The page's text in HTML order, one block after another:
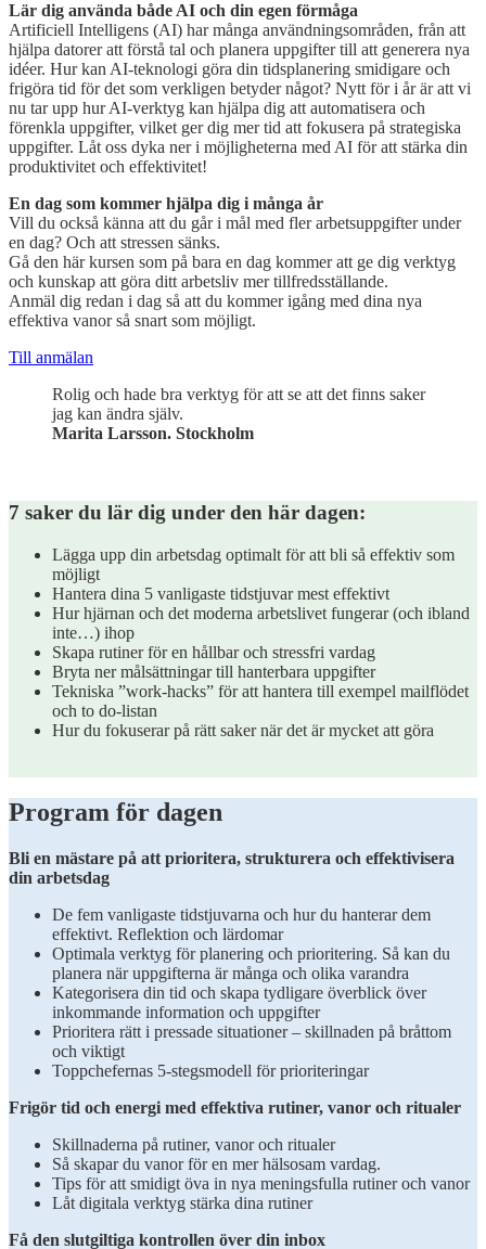
Lär dig använda både AI och din egen förmåga
Artificiell Intelligens (AI) har många användningsområden, från att
hjälpa datorer att förstå tal och planera uppgifter till att generera nya
idéer. Hur kan AI-teknologi göra din tidsplanering smidigare och
frigöra tid för det som verkligen betyder något? Nytt för i år är att vi
nu tar upp hur AI-verktyg kan hjälpa dig att automatisera och
förenkla uppgifter, vilket ger dig mer tid att fokusera på strategiska
uppgifter. Låt oss dyka ner i möjligheterna med AI för att stärka din
produktivitet och effektivitet!
En dag som kommer hjälpa dig i många år
Vill du också känna att du går i mål med fler arbetsuppgifter under
en dag? Och att stressen sänks.
Gå den här kursen som på bara en dag kommer att ge dig verktyg
och kunskap att göra ditt arbetsliv mer tillfredsställande.
Anmäl dig redan i dag så att du kommer igång med dina nya
effektiva vanor så snart som möjligt.
Till anmälan
Rolig och hade bra verktyg för att se att det finns saker
jag kan ändra själv.
Marita Larsson. Stockholm
7 saker du lär dig under den här dagen:
Lägga upp din arbetsdag optimalt för att bli så effektiv som
möjligt
Hantera dina 5 vanligaste tidstjuvar mest effektivt
Hur hjärnan och det moderna arbetslivet fungerar (och ibland
inte…) ihop
Skapa rutiner för en hållbar och stressfri vardag
Bryta ner målsättningar till hanterbara uppgifter
Tekniska ”work-hacks” för att hantera till exempel mailflödet
och to do-listan
Hur du fokuserar på rätt saker när det är mycket att göra
Program för dagen
Bli en mästare på att prioritera, strukturera och effektivisera
din arbetsdag
De fem vanligaste tidstjuvarna och hur du hanterar dem
effektivt. Reflektion och lärdomar
Optimala verktyg för planering och prioritering. Så kan du
planera när uppgifterna är många och olika varandra
Kategorisera din tid och skapa tydligare överblick över
inkommande information och uppgifter
Prioritera rätt i pressade situationer – skillnaden på bråttom
och viktigt
Toppchefernas 5-stegsmodell för prioriteringar
Frigör tid och energi med effektiva rutiner, vanor och ritualer
Skillnaderna på rutiner, vanor och ritualer
Så skapar du vanor för en mer hälsosam vardag.
Tips för att smidigt öva in nya meningsfulla rutiner och vanor
Låt digitala verktyg stärka dina rutiner
Få den slutgiltiga kontrollen över din inbox